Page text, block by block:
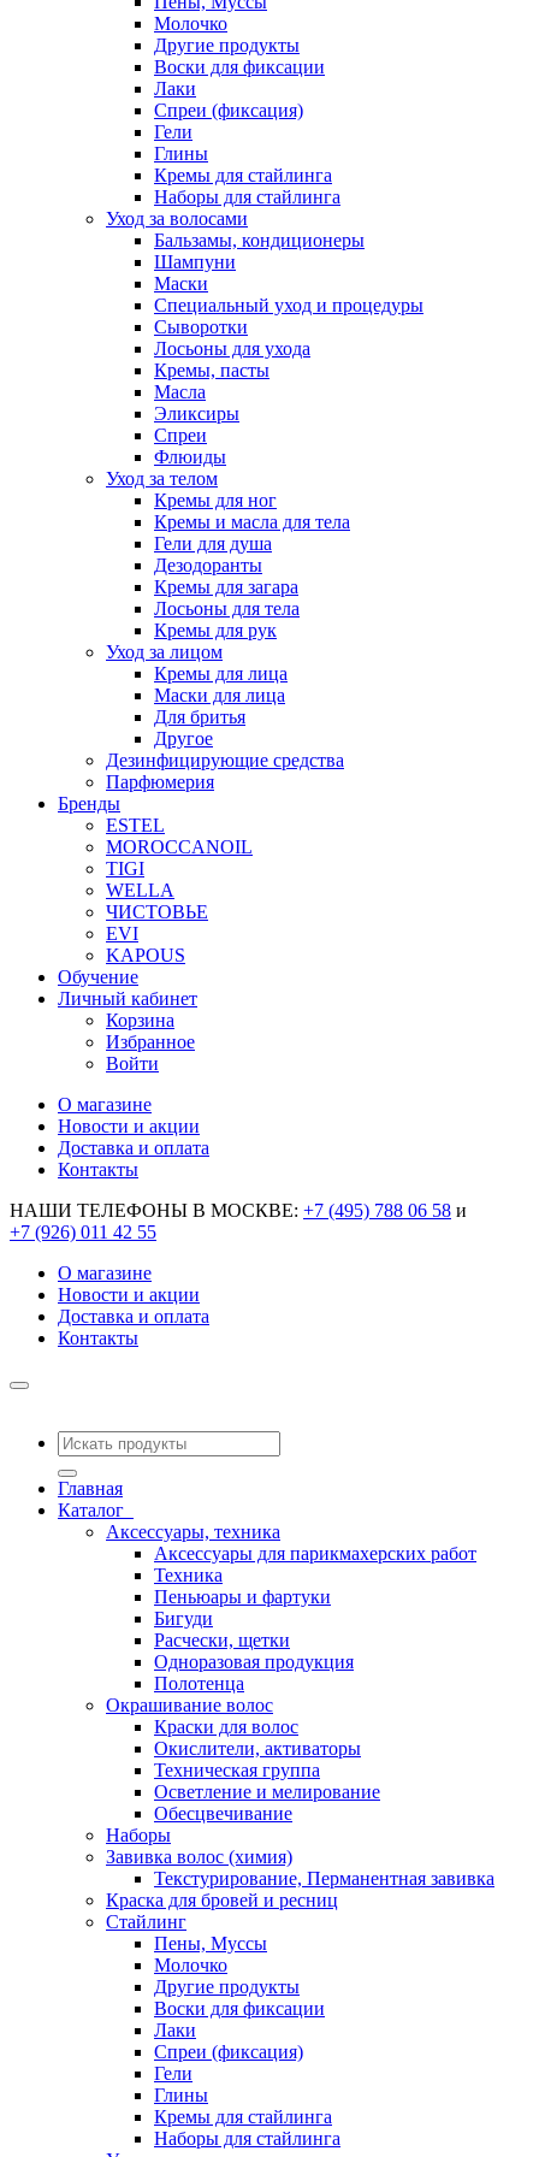
Молочко
Другие продукты
Воски для фиксации
Лаки
Спреи (фиксация)
Гели
Глины
Кремы для стайлинга
Наборы для стайлинга
Уход за волосами
Бальзамы, кондиционеры
Шампуни
Маски
Специальный уход и процедуры
Сыворотки
Лосьоны для ухода
Кремы, пасты
Масла
Эликсиры
Спреи
Флюиды
Уход за телом
Кремы для ног
Кремы и масла для тела
Гели для душа
Дезодоранты
Кремы для загара
Лосьоны для тела
Кремы для рук
Уход за лицом
Кремы для лица
Маски для лица
Для бритья
Другое
Дезинфицирующие средства
Парфюмерия
Бренды
ESTEL
MOROCCANOIL
TIGI
WELLA
ЧИСТОВЬЕ
EVI
KAPOUS
Обучение
Личный кабинет
Корзина
Избранное
Войти
О магазине
Новости и акции
Доставка и оплата
Контакты
НАШИ ТЕЛЕФОНЫ В МОСКВЕ: +7 (495) 788 06 58 и
+7 (926) 011 42 55
О магазине
Новости и акции
Доставка и оплата
Контакты
Главная
Каталог
Аксессуары, техника
Аксессуары для парикмахерских работ
Техника
Пеньюары и фартуки
Бигуди
Расчески, щетки
Одноразовая продукция
Полотенца
Окрашивание волос
Краски для волос
Окислители, активаторы
Техническая группа
Осветление и мелирование
Обесцвечивание
Наборы
Завивка волос (химия)
Текстурирование, Перманентная завивка
Краска для бровей и ресниц
Стайлинг
Пены, Муссы
Молочко
Другие продукты
Воски для фиксации
Лаки
Спреи (фиксация)
Гели
Глины
Кремы для стайлинга
Наборы для стайлинга